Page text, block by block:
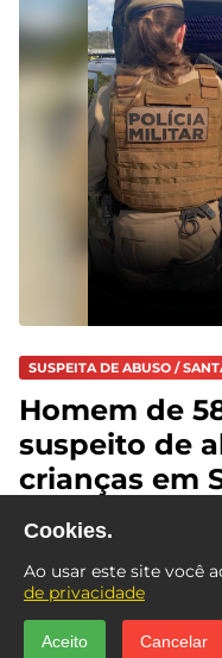
SUSPEITA DE ABUSO /
Homem de
suspeito de
crianças em
Cookies.
Ao usar este site você
de privacidade
Aceito Cancelar